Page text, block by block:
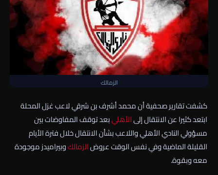
الزمالك
كشفت تقارير صحفية أن محمد أشرف بن شرقي لاعب غزل المحلة
ابتعد كثيرا عن الانتقال إلىالأهليبعد توقف المفاوضات بين
مسؤولي النادي الأهلي واللاعب بشأن الانتقال خلال فترة الأيام
القليلة الماضية وفي نفس الوقت عروضالزمالكوبيراميدز موجودة
معه وبقوة.